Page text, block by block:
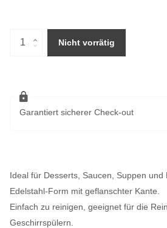
Nicht vorrätig
Garantiert sicherer Check-out
Ideal für Desserts, Saucen, Suppen und
Edelstahl-Form mit geflanschter Kante.
Einfach zu reinigen, geeignet für die
Geschirrspülern.